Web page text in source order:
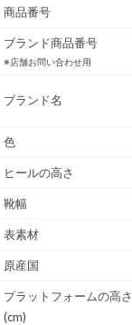
商品番号
ブランド商品番号
※店舗お問い合わせ用
ブランド名
色
ヒールの高さ
靴幅
表素材
原産国
プラットフォームの高さ
(cm)